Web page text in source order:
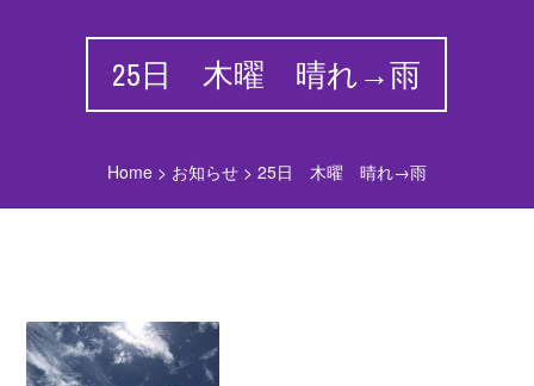
25日 木曜 晴れ→雨
Home> お知らせ> 25日 木曜 晴れ→雨